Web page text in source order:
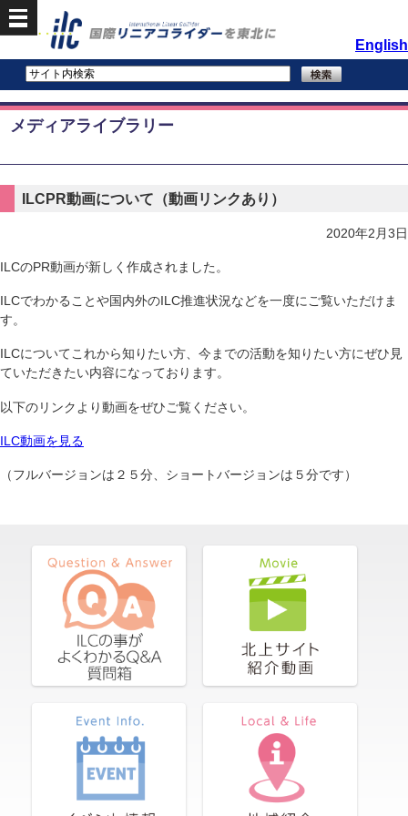
English
メディアライブラリー
ILCPR動画について（動画リンクあり）
2020年2月3日
ILCのPR動画が新しく作成されました。
ILCでわかることや国内外のILC推進状況などを一度にご覧いただけま
す。
ILCについてこれから知りたい方、今までの活動を知りたい方にぜひ見
ていただきたい内容になっております。
以下のリンクより動画をぜひご覧ください。
ILC動画を見る
（フルバージョンは２５分、ショートバージョンは５分です）